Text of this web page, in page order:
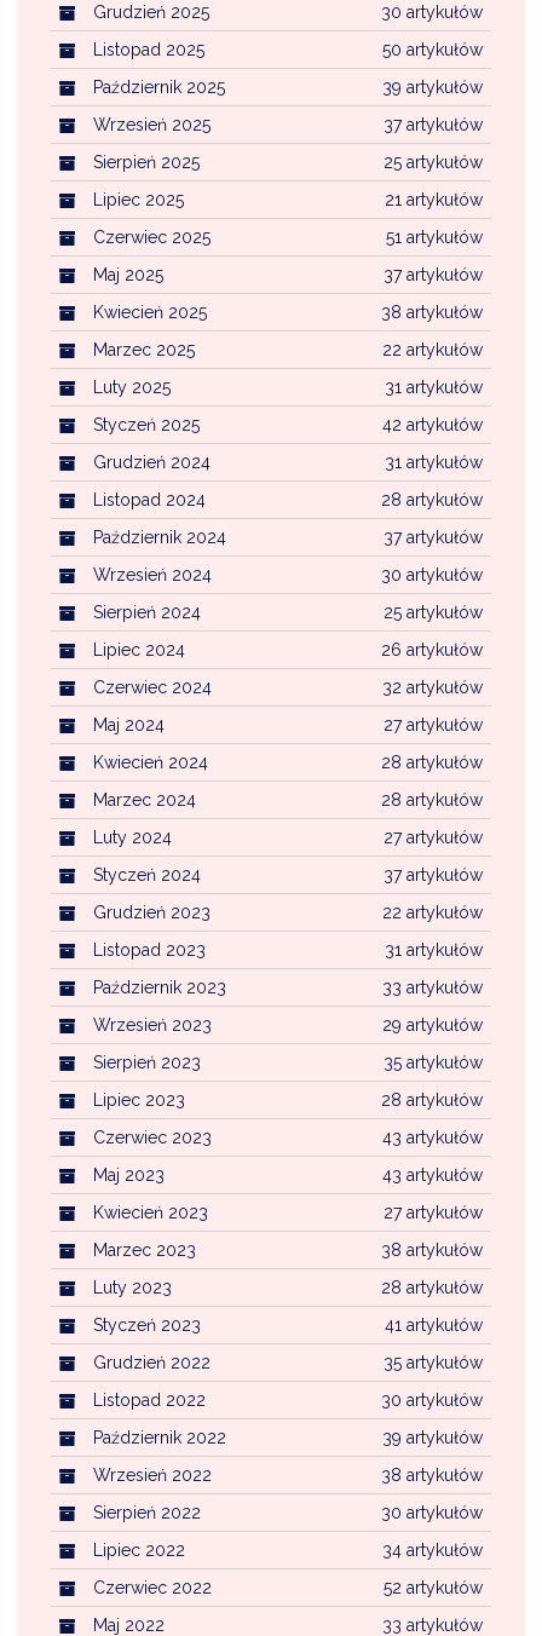
30 artykułów
Grudzień 2025
50 artykułów
Listopad 2025
39 artykułów
Październik 2025
37 artykułów
Wrzesień 2025
25 artykułów
Sierpień 2025
21 artykułów
Lipiec 2025
51 artykułów
Czerwiec 2025
37 artykułów
Maj 2025
38 artykułów
Kwiecień 2025
22 artykułów
Marzec 2025
31 artykułów
Luty 2025
42 artykułów
Styczeń 2025
31 artykułów
Grudzień 2024
28 artykułów
Listopad 2024
37 artykułów
Październik 2024
30 artykułów
Wrzesień 2024
25 artykułów
Sierpień 2024
26 artykułów
Lipiec 2024
32 artykułów
Czerwiec 2024
27 artykułów
Maj 2024
28 artykułów
Kwiecień 2024
28 artykułów
Marzec 2024
27 artykułów
Luty 2024
37 artykułów
Styczeń 2024
22 artykułów
Grudzień 2023
31 artykułów
Listopad 2023
33 artykułów
Październik 2023
29 artykułów
Wrzesień 2023
35 artykułów
Sierpień 2023
28 artykułów
Lipiec 2023
43 artykułów
Czerwiec 2023
43 artykułów
Maj 2023
27 artykułów
Kwiecień 2023
38 artykułów
Marzec 2023
28 artykułów
Luty 2023
41 artykułów
Styczeń 2023
35 artykułów
Grudzień 2022
30 artykułów
Listopad 2022
39 artykułów
Październik 2022
38 artykułów
Wrzesień 2022
30 artykułów
Sierpień 2022
34 artykułów
Lipiec 2022
52 artykułów
Czerwiec 2022
33 artykułów
Maj 2022